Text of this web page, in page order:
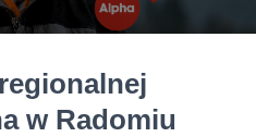
w Radomiu